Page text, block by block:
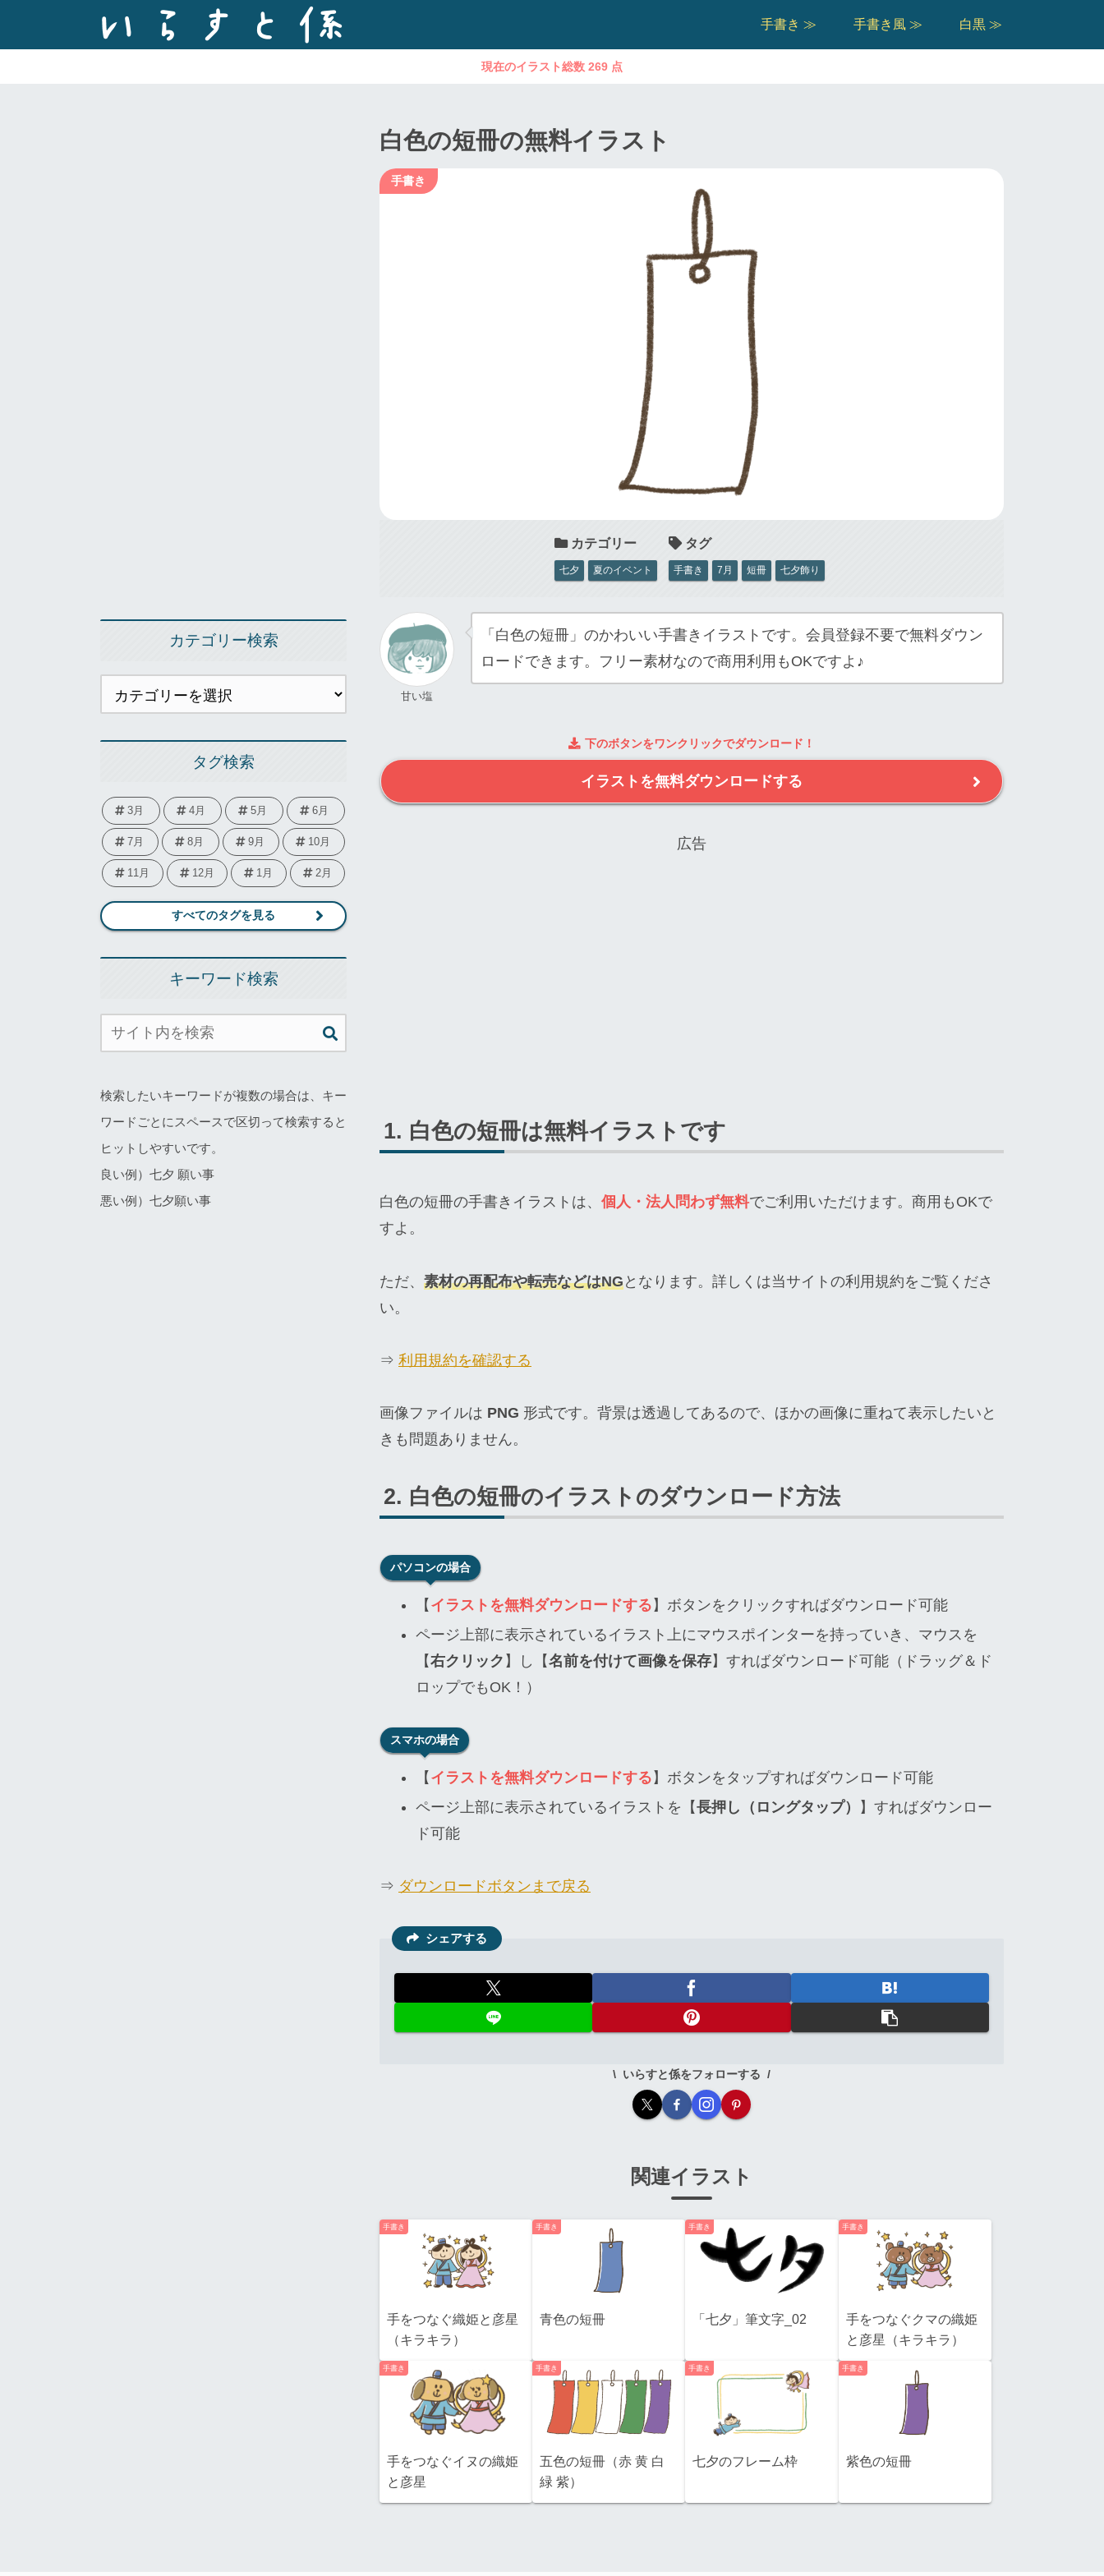
手書き ≫ 手書き風 ≫ 白黒 ≫
現在のイラスト総数 269 点
白色の短冊の無料イラスト
七夕 夏のイベント 手書き 7月 短冊 七夕飾り
甘い塩
「白色の短冊」のかわいい手書きイラストです。会員登録不要で無料ダウン
ロードできます。フリー素材なので商用利用もOKですよ♪
下のボタンをワンクリックでダウンロード！
イラストを無料ダウンロードする
広告
白色の短冊は無料イラストです
白色の短冊の手書きイラストは、 個人・法人問わず無料でご利用いただけます。商用もOKで
すよ。
ただ、 素材の再配布や転売などはNGとなります。詳しくは当サイトの利用規約をご覧くださ
い。
⇒ 利用規約を確認する
画像ファイルは PNG 形式です。背景は透過してあるので、ほかの画像に重ねて表示したいと
きも問題ありません。
白色の短冊のイラストのダウンロード方法
パソコンの場合
【 イラストを無料ダウンロードする 】ボタンをクリックすればダウンロード可能
ページ上部に表示されているイラスト上にマウスポインターを持っていき、マウスを
【右クリック 】し【名前を付けて画像を保存】すればダウンロード可能（ドラッグ＆ド
ロップでもOK！）
スマホの場合
【 イラストを無料ダウンロードする 】ボタンをタップすればダウンロード可能
ページ上部に表示されているイラストを【長押し（ロングタップ）
】すればダウンロー
ド可能
⇒ ダウンロードボタンまで戻る
シェアする
いらすと係をフォローする
関連イラスト
手書き
手をつなぐ織姫と彦星
（キラキラ）
手書き
青色の短冊
手書き
「七夕」筆文字_02
手書き
手をつなぐクマの織姫
と彦星（キラキラ）
手書き
手をつなぐイヌの織姫
と彦星
手書き
五色の短冊（赤 黄 白
緑 紫）
手書き
七夕のフレーム枠
手書き
紫色の短冊
カテゴリー検索
タグ検索
3月 4月 5月 6月
7月 8月 9月 10月
11月 12月 1月 2月
すべてのタグを見る
キーワード検索
検索したいキーワードが複数の場合は、キー
ワードごとにスペースで区切って検索すると
ヒットしやすいです。
良い例）七夕 願い事
悪い例）七夕願い事